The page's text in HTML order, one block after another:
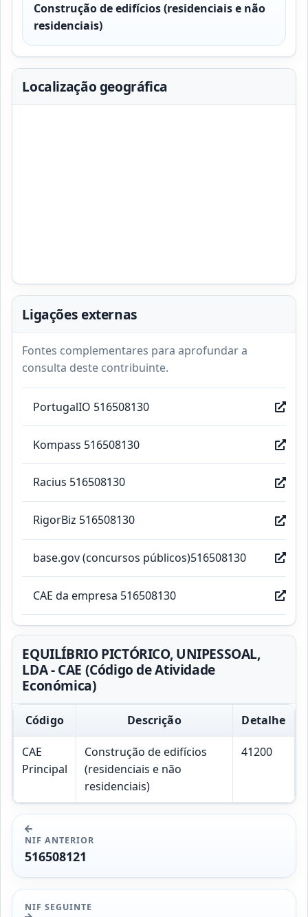
Construção de edifícios (residenciais e não
residenciais)
Localização geográfica
Ligações externas
Fontes complementares para aprofundar a
consulta deste contribuinte.
PortugalIO 516508130
Kompass 516508130
Racius 516508130
RigorBiz 516508130
base.gov (concursos públicos)516508130
CAE da empresa 516508130
EQUILÍBRIO PICTÓRICO, UNIPESSOAL,
LDA - CAE (Código de Atividade
Económica)
Código Descrição Detalhe
CAE
Principal
Construção de edifícios
(residenciais e não
residenciais)
41200
NIF ANTERIOR
516508121
NIF SEGUINTE